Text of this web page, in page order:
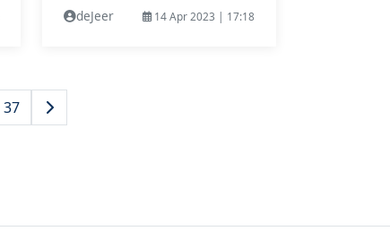
deJeer 14 Apr 2023 | 17:18
37